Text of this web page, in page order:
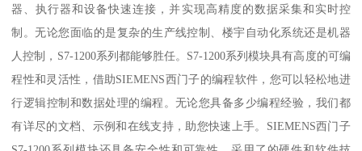
器、执行器和设备快速连接，并实现高精度的数据采集和实时控
制。无论您面临的是复杂的生产线控制、楼宇自动化系统还是机器
人控制，S7-1200系列都能够胜任。S7-1200系列模块具有高度的可编
程性和灵活性，借助SIEMENS西门子的编程软件，您可以轻松地进
行逻辑控制和数据处理的编程。无论您具备多少编程经验，我们都
有详尽的文档、示例和在线支持，助您快速上手。SIEMENS西门子